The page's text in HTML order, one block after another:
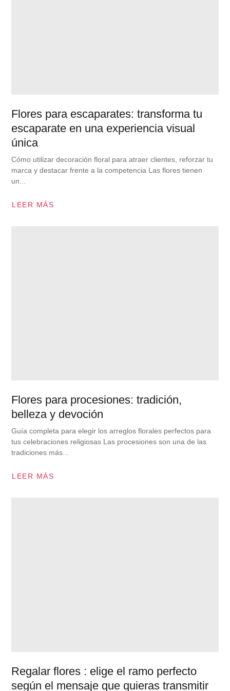
Flores para escaparates: transforma tu
escaparate en una experiencia visual
única
Cómo utilizar decoración floral para atraer clientes, reforzar tu
marca y destacar frente a la competencia Las flores tienen
un...
LEER MÁS
Flores para procesiones: tradición,
belleza y devoción
Guía completa para elegir los arreglos florales perfectos para
tus celebraciones religiosas Las procesiones son una de las
tradiciones más...
LEER MÁS
Regalar flores : elige el ramo perfecto
según el mensaje que quieras transmitir